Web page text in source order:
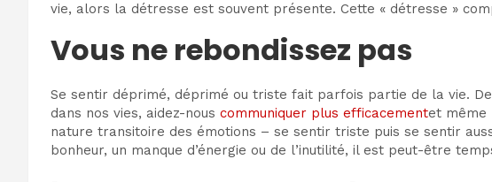
vie, alors la détresse est souvent présente. Cette « détresse »
Vous ne rebondissez pas
Se sentir déprimé, déprimé ou triste fait parfois partie de la vie.
dans nos vies, aidez-nous communiquer plus efficacementet même
nature transitoire des émotions – se sentir triste puis se sentir
bonheur, un manque d’énergie ou de l’inutilité, il est peut-être